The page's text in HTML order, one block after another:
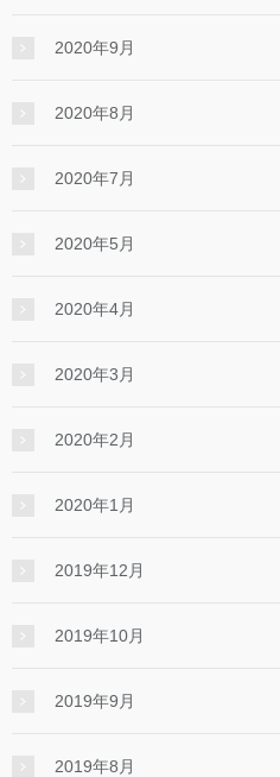
2020年9月
2020年8月
2020年7月
2020年5月
2020年4月
2020年3月
2020年2月
2020年1月
2019年12月
2019年10月
2019年9月
2019年8月